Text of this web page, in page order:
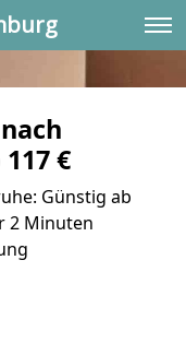
€
Günstig ab
2 Minuten